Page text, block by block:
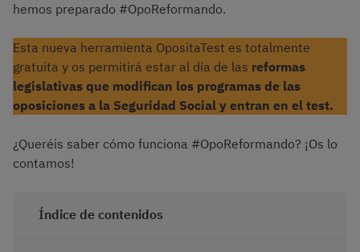
hemos preparado #OpoReformando.
Esta nueva herramienta OpositaTest es totalmente
gratuita y os permitirá estar al día de las reformas
legislativas que modifican los programas de las
oposiciones a la Seguridad Social y entran en el test.
¿Queréis saber cómo funciona #OpoReformando? ¡Os lo
contamos!
Índice de contenidos